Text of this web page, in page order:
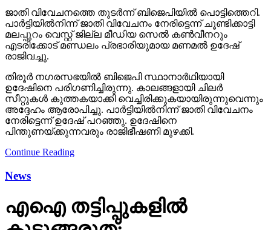
രാജിവച്ചു.
തിരൂര്‍ നഗരസഭയില്‍ ബിജെപി സ്ഥാനാര്‍ഥിയായി
ഉദേഷിനെ പരിഗണിച്ചിരുന്നു. കാലങ്ങളായി ചിലര്‍
സീറ്റുകള്‍ കുത്തകയാക്കി വെച്ചിരിക്കുകയായിരുന്നുവെന്നും
അദ്ദേഹം ആരോപിച്ചു. പാര്‍ട്ടിയില്‍നിന്ന് ജാതി വിവേചനം
നേരിട്ടെന്ന് ഉദേഷ് പറഞ്ഞു. ഉദേഷിനെ
പിന്തുണയ്ക്കുന്നവരും രാജിഭീഷണി മുഴക്കി.
Continue Reading
News
എഐ തട്ടിപ്പുകളില്‍
കുടുങ്ങരുത്;
മുന്നറിയിപ്പുമായി ഗൂഗിള്‍